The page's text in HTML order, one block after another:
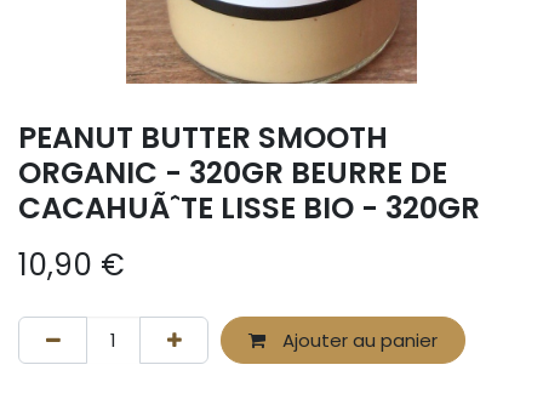
PEANUT BUTTER SMOOTH
ORGANIC - 320GR BEURRE DE
CACAHUÃˆTE LISSE BIO - 320GR
10,90 €
Ajouter au panier